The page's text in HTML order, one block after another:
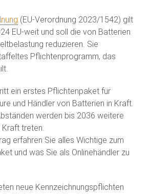
(EU-Verordnung 2023/1542) gilt
EU-weit und soll die von Batterien
reduzieren. Sie
Pflichtenprogramm, das
ein erstes Pflichtenpaket für
und Händler von Batterien in Kraft.
werden bis 2036 weitere
treten.
erfahren Sie alles Wichtige zum
und was Sie als Onlinehändler zu
neue Kennzeichnungspflichten